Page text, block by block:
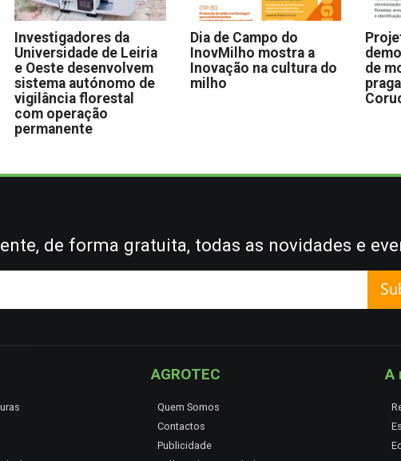
Investigadores da
Universidade de Leiria
e Oeste desenvolvem
sistema autónomo de
vigilância florestal
com operação
permanente
Dia de Campo do
InovMilho mostra a
Inovação na cultura do
milho
de
de forma gratuita, todas as novidades e
AGROTEC
Quem Somos
Contactos
Publicidade
A